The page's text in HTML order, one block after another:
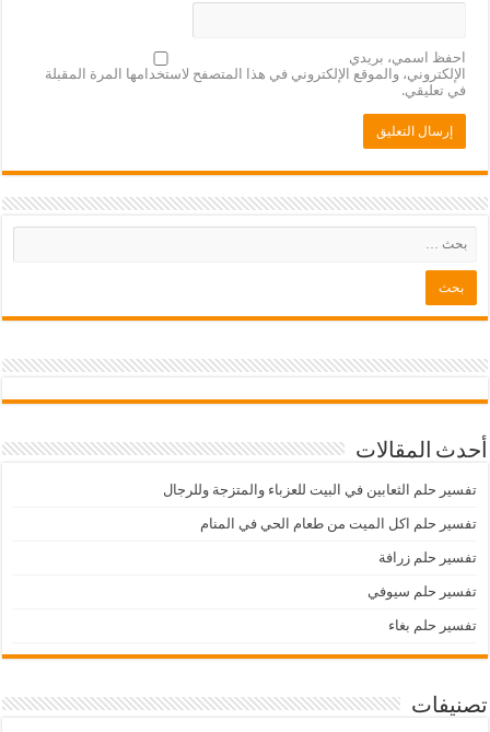
احفظ اسمي، بريدي
الإلكتروني، والموقع الإلكتروني في هذا المتصفح لاستخدامها المرة المقبلة
في تعليقي.
أحدث المقالات
تفسير حلم الثعابين في البيت للعزباء والمتزجة وللرجال
تفسير حلم اكل الميت من طعام الحي في المنام
تفسير حلم زرافة
تفسير حلم سيوفي
تفسير حلم بغاء
تصنيفات